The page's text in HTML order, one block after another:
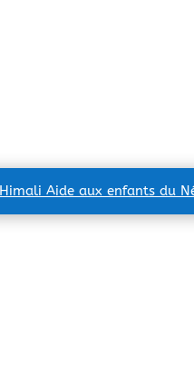
Himali Aide aux enfants du